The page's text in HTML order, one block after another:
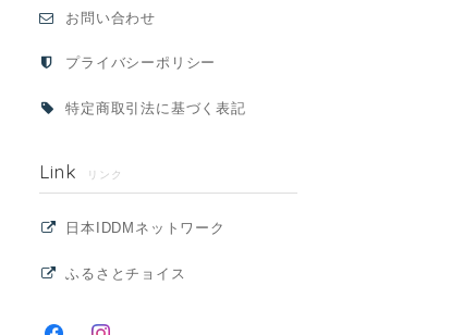
お問い合わせ
プライバシーポリシー
特定商取引法に基づく表記
Link リンク
日本IDDMネットワーク
ふるさとチョイス